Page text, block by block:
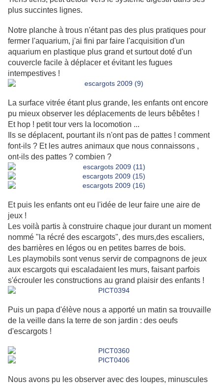
plus succintes lignes.
Notre planche à trous n'étant pas des plus pratiques pour
fermer l'aquarium, j'ai fini par faire l'acquisition d'un
aquarium en plastique plus grand et surtout doté d'un
couvercle facile à déplacer et évitant les fugues
intempestives !
La surface vitrée étant plus grande, les enfants ont encore
pu mieux observer les déplacements de leurs bêbêtes !
Et hop ! petit tour vers la locomotion ...
Ils se déplacent, pourtant ils n'ont pas de pattes ! comment
font-ils ? Et les autres animaux que nous connaissons ,
ont-ils des pattes ? combien ?
Et puis les enfants ont eu l'idée de leur faire une aire de
jeux !
Les voilà partis à construire chaque jour durant un moment
nommé "la récré des escargots", des murs,des escaliers,
des barrières en légos ou en petites barres de bois.
Les playmobils sont venus servir de compagnons de jeux
aux escargots qui escaladaient les murs, faisant parfois
s'écrouler les constructions au grand plaisir des enfants !
Puis un papa d'élève nous a apporté un matin sa trouvaille
de la veille dans la terre de son jardin : des oeufs
d'escargots !
Nous avons pu les observer avec des loupes, minuscules